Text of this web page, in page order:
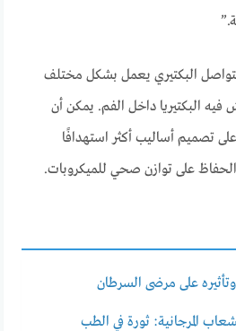
البكتيري يعمل بشكل مختلف
فيه البكتيريا داخل الفم. يمكن أن
تصميم أساليب أكثر استهدافًا
على توازن صحي للميكروبات.
وتأثيره على مرضى السرطان
المرجانية: ثورة في الطب